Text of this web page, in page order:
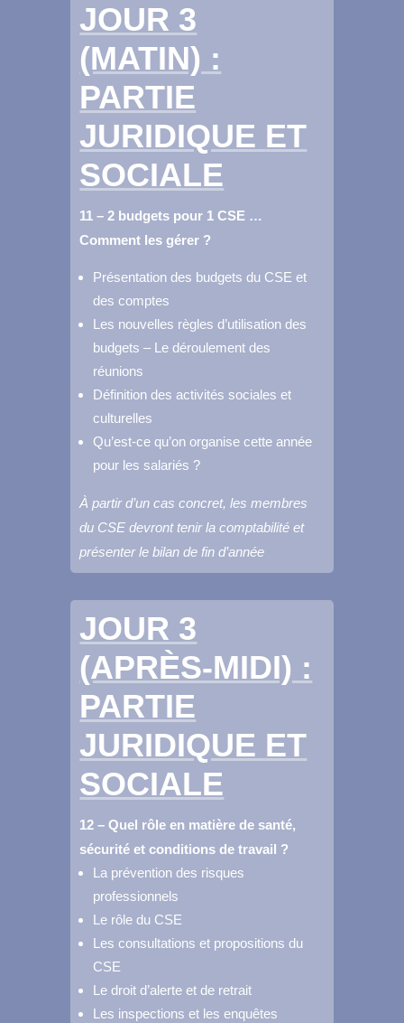
JOUR 3
(MATIN) :
PARTIE
JURIDIQUE ET
SOCIALE
11 – 2 budgets pour 1 CSE …
Comment les gérer ?
Présentation des budgets du CSE et
des comptes
Les nouvelles règles d’utilisation des
budgets – Le déroulement des
réunions
Définition des activités sociales et
culturelles
Qu’est-ce qu’on organise cette année
pour les salariés ?
À partir d’un cas concret, les membres
du CSE devront tenir la comptabilité et
présenter le bilan de fin d’année
JOUR 3
(APRÈS-MIDI) :
PARTIE
JURIDIQUE ET
SOCIALE
12 – Quel rôle en matière de santé,
sécurité et conditions de travail ?
La prévention des risques
professionnels
Le rôle du CSE
Les consultations et propositions du
CSE
Le droit d’alerte et de retrait
Les inspections et les enquêtes